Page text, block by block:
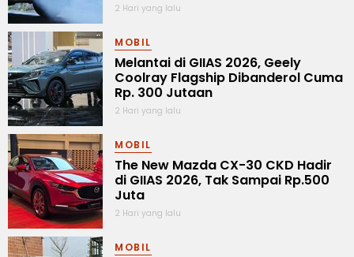
2 Hari yang lalu
MOBIL
Melantai di GIIAS 2026, Geely
Coolray Flagship Dibanderol Cuma
Rp. 300 Jutaan
2 Hari yang lalu
MOBIL
The New Mazda CX-30 CKD Hadir
di GIIAS 2026, Tak Sampai Rp.500
Juta
2 Hari yang lalu
MOBIL